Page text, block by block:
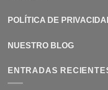
POLÍTICA DE
NUESTRO BLOG
ENTRADAS